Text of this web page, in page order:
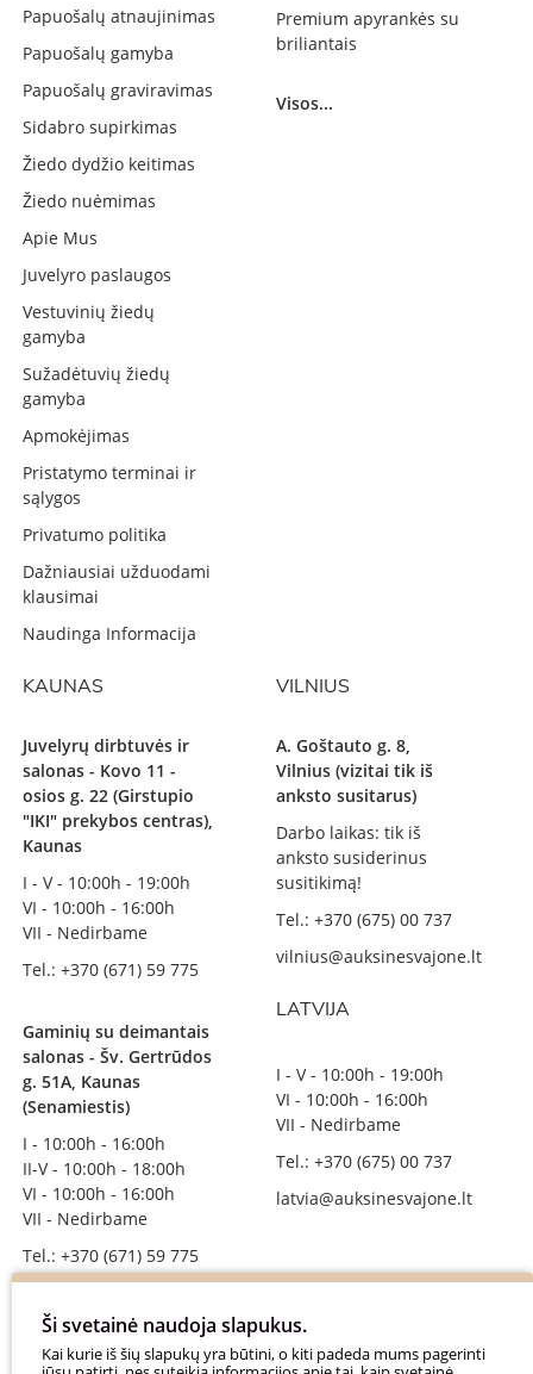
Papuošalų atnaujinimas
Papuošalų gamyba
Papuošalų graviravimas
Sidabro supirkimas
Žiedo dydžio keitimas
Žiedo nuėmimas
Apie Mus
Juvelyro paslaugos
Vestuvinių žiedų
gamyba
Sužadėtuvių žiedų
gamyba
Apmokėjimas
Pristatymo terminai ir
sąlygos
Privatumo politika
Dažniausiai užduodami
klausimai
Naudinga Informacija
Premium apyrankės su
briliantais
Visos...
KAUNAS
Juvelyrų dirbtuvės ir
salonas - Kovo 11 -
osios g. 22 (Girstupio
"IKI" prekybos centras),
Kaunas
I - V - 10:00h - 19:00h
VI - 10:00h - 16:00h
VII - Nedirbame
Tel.: +370 (671) 59 775
Gaminių su deimantais
salonas - Šv. Gertrūdos
g. 51A, Kaunas
(Senamiestis)
I - 10:00h - 16:00h
II-V - 10:00h - 18:00h
VI - 10:00h - 16:00h
VII - Nedirbame
Tel.: +370 (671) 59 775
SEKITE MUS
VILNIUS
A. Goštauto g. 8,
Vilnius (vizitai tik iš
anksto susitarus)
Darbo laikas: tik iš
anksto susiderinus
susitikimą!
Tel.: +370 (675) 00 737
vilnius@auksinesvajone.lt
LATVIJA
I - V - 10:00h - 19:00h
VI - 10:00h - 16:00h
VII - Nedirbame
Tel.: +370 (675) 00 737
latvia@auksinesvajone.lt
Ši svetainė naudoja slapukus.
Kai kurie iš šių slapukų yra būtini, o kiti padeda mums pagerinti